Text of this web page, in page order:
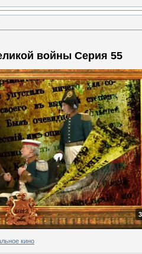
войны Серия 55
кино